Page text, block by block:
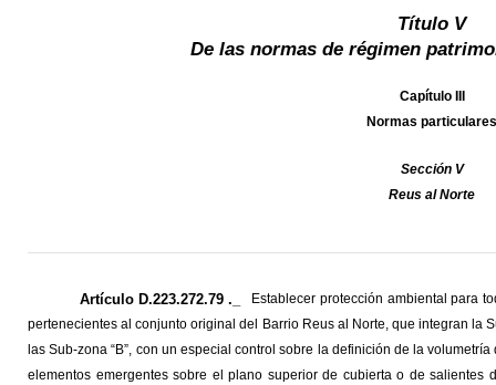
Título V
De las normas de régimen
Capítulo III
Normas particulares
Sección V
Reus al Norte
Artículo D.223.272.79 ._
Establecer protección ambiental para
pertenecientes al conjunto original del Barrio Reus al Norte, que integran la
las Sub-zona “B”, con un especial control sobre la definición de la
elementos emergentes sobre el plano superior de cubierta o de salientes